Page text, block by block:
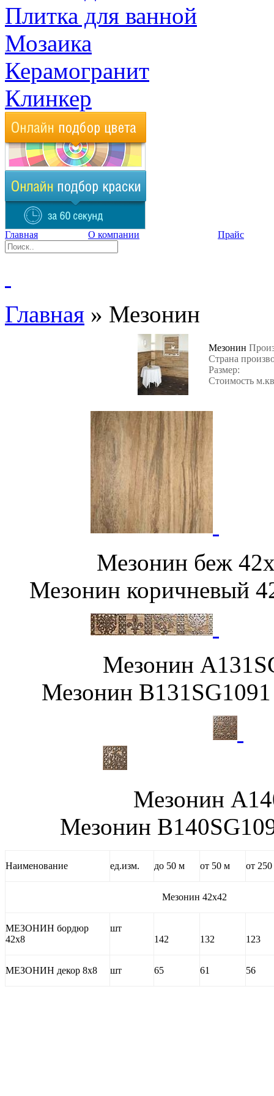
Плитка для ванной
Мозаика
Керамогранит
Клинкер
Главная О компании Прайс
Главная » Мезонин
Мезонин
Страна
Размер:
Стоимость
Мезонин беж
Мезонин коричневый
Мезонин
Мезонин B131SG1091
Мезонин
Мезонин
Наименование ед.изм. до 50 м от 50 м от
Мезонин 42х42
МЕЗОНИН бордюр
42х8
шт
142
132 123
МЕЗОНИН декор 8х8 шт 65 61 56